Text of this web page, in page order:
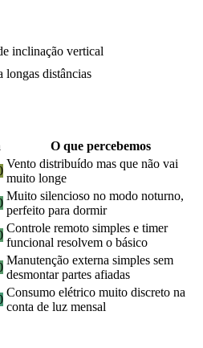
inclinação vertical
longas distâncias
O que percebemos
Vento distribuído mas que não vai
muito longe
Muito silencioso no modo noturno,
perfeito para dormir
Controle remoto simples e timer
funcional resolvem o básico
Manutenção externa simples sem
desmontar partes afiadas
Consumo elétrico muito discreto na
conta de luz mensal